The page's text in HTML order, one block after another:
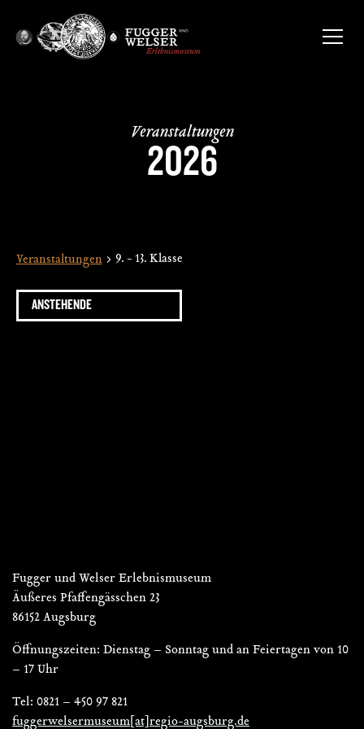
Veranstaltungen
2026
Veranstaltungen 9. - 13. Klasse
ANSTEHENDE
Fugger und Welser Erlebnismuseum
Äußeres Pfaffengässchen 23
86152 Augsburg
Öffnungszeiten: Dienstag – Sonntag und an Feiertagen von 10
– 17 Uhr
Tel: 0821 – 450 97 821
fuggerwelsermuseum[at]regio-augsburg.de